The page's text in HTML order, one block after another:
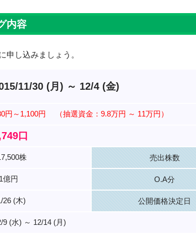
内容
申し込みましょう。
11/30 (月) ～ 12/4 (金)
円～1,100円 （抽選資金：9.8万円 ～ 11万円）
口
株 売出株数
億円 O.A分
26 (木) 公開価格決定日
9 (水) ～ 12/14 (月)